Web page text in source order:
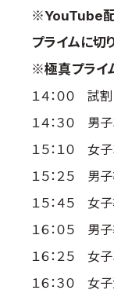
※YouTube
プライムに切
※極真プライ
１４：００ 試割
１４：３０ 男子
１５：１０ 女
１５：２５ 男
１５：４５ 女
１６：０５ 男
１６：２５ 女
１６：３０ 女